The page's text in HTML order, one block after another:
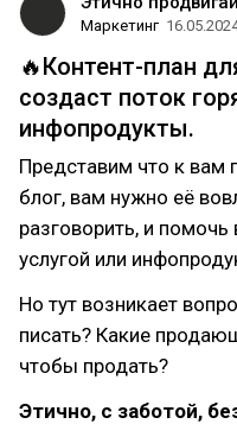
Маркетинг
🔥Контент-план
создаст поток
инфопродукты.
Представим что к вам
блог, вам нужно её
разговорить, и
услугой или
Но тут возникает
писать? Какие
чтобы продать?
Этично, с заботой,